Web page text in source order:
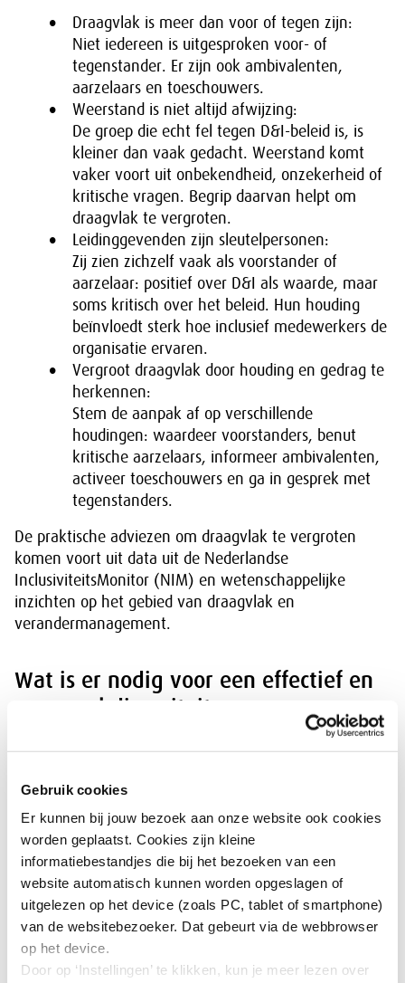
Gebruik cookies
Er kunnen bij jouw bezoek aan onze website ook cookies
worden geplaatst. Cookies zijn kleine
informatiebestandjes die bij het bezoeken van een
website automatisch kunnen worden opgeslagen of
uitgelezen op het device (zoals PC, tablet of smartphone)
van de websitebezoeker. Dat gebeurt via de webbrowser
op het device.
Door op ‘Instellingen’ te klikken, kun je meer lezen over
Draagvlak is meer dan voor of tegen zijn:
Niet iedereen is uitgesproken voor- of
tegenstander. Er zijn ook ambivalenten,
aarzelaars en toeschouwers.
Weerstand is niet altijd afwijzing:
De groep die echt fel tegen D&I-beleid is, is
kleiner dan vaak gedacht. Weerstand komt
vaker voort uit onbekendheid, onzekerheid of
kritische vragen. Begrip daarvan helpt om
draagvlak te vergroten.
Leidinggevenden zijn sleutelpersonen:
Zij zien zichzelf vaak als voorstander of
aarzelaar: positief over D&I als waarde, maar
soms kritisch over het beleid. Hun houding
beïnvloedt sterk hoe inclusief medewerkers de
organisatie ervaren.
Vergroot draagvlak door houding en gedrag te
herkennen:
Stem de aanpak af op verschillende
houdingen: waardeer voorstanders, benut
kritische aarzelaars, informeer ambivalenten,
activeer toeschouwers en ga in gesprek met
tegenstanders.
De praktische adviezen om draagvlak te vergroten
komen voort uit data uit de Nederlandse
InclusiviteitsMonitor (NIM) en wetenschappelijke
inzichten op het gebied van draagvlak en
verandermanagement.
Wat is er nodig voor een effectief en
succesvol diversiteits- en
is geen gemakkelijke opgave en onderzoek laat zien
dat D&I-maatregelen niet altijd leiden tot het gewenste
resultaat. Deze handreiking komt voort uit het
onderzoeksproject ‘Het moet wel werken’, waarin de
praktijk wordt getoetst aan wetenschappelijke
inzichten.
Dit meerjarige project om een meer inclusieve
arbeidsmarkt te realiseren, is een samenwerking